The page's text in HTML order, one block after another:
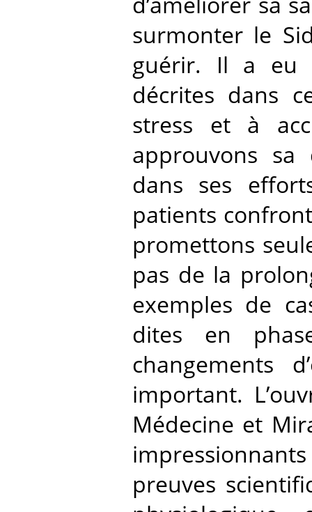
surmonter le
guérir. Il a eu
décrites dans
stress et à
approuvons sa
dans ses
patients
promettons
pas de la
exemples de
dites en
changements
important.
Médecine et
preuves